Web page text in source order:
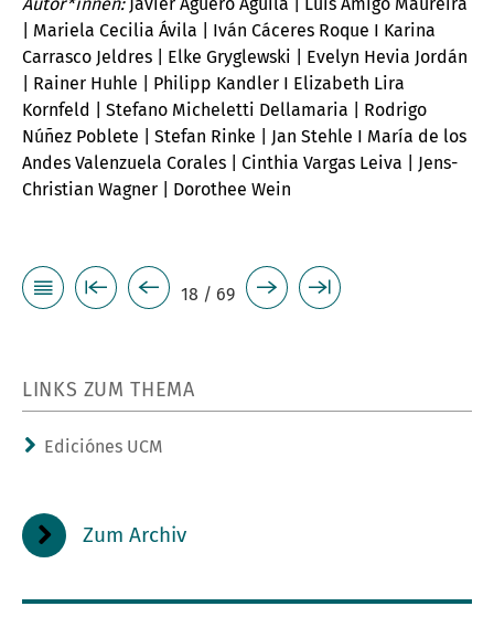
| Mariela Cecilia Ávila | Iván Cáceres Roque I Karina
Carrasco Jeldres | Elke Gryglewski | Evelyn Hevia Jordán
| Rainer Huhle | Philipp Kandler I Elizabeth Lira
Kornfeld | Stefano Micheletti Dellamaria | Rodrigo
Núñez Poblete | Stefan Rinke | Jan Stehle I María de los
Andes Valenzuela Corales | Cinthia Vargas Leiva | Jens-
Christian Wagner | Dorothee Wein
18 / 69
LINKS ZUM THEMA
Ediciónes UCM
Zum Archiv